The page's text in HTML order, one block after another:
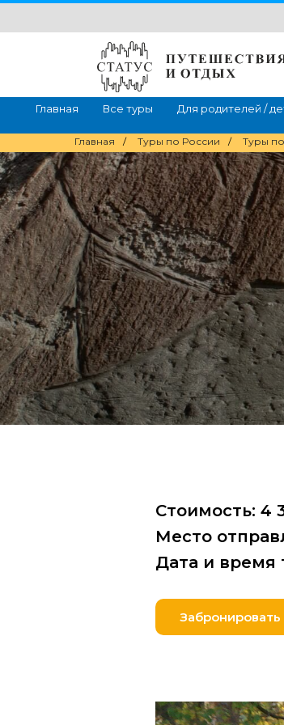
Главная Все туры Для родителей /
Главная / Туры по России / Туры
Стоимость: 4
Место
Дата и время
Забронировать